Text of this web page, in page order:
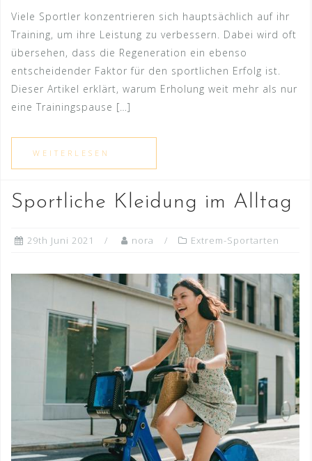
Viele Sportler konzentrieren sich hauptsächlich auf ihr
Training, um ihre Leistung zu verbessern. Dabei wird oft
übersehen, dass die Regeneration ein ebenso
entscheidender Faktor für den sportlichen Erfolg ist.
Dieser Artikel erklärt, warum Erholung weit mehr als nur
eine Trainingspause […]
Sportliche Kleidung im Alltag
29th Juni 2021 nora Extrem-Sportarten